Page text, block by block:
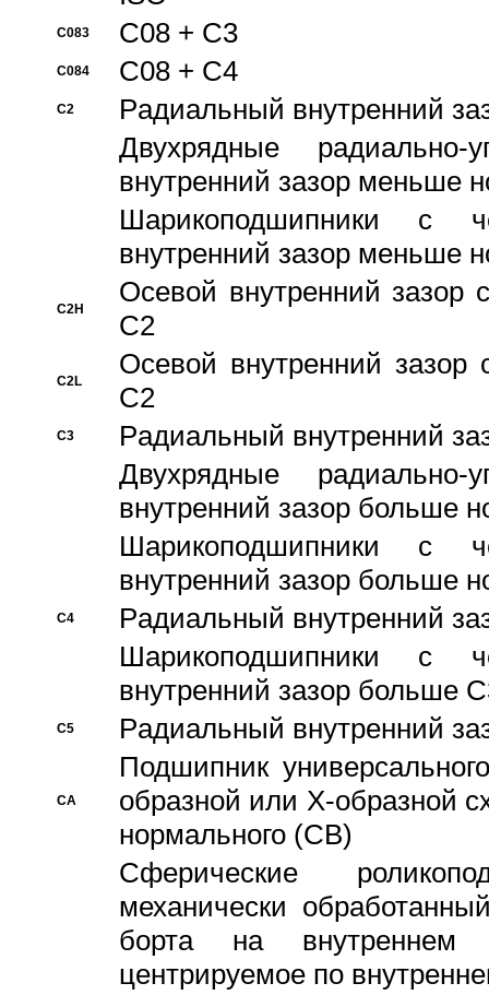
C083 C08 + C3
C084 C08 + C4
C2
Pадиальный внутренний
Двухрядные радиально-
внутренний зазор меньше
Шарикоподшипники с
внутренний зазор меньше
C2H
Осевой внутренний зазор
C2
C2L
Осевой внутренний зазор
C2
C3
Pадиальный внутренний
Двухрядные радиально-
внутренний зазор больше
Шарикоподшипники с
внутренний зазор больше
C4
Pадиальный внутренний
Шарикоподшипники с
внутренний зазор больше
C5 Pадиальный внутренний
CA
Подшипник
образной или Х-образной
нормального (CB)
Сферические
механически
борта на внутреннем
центрируемое по